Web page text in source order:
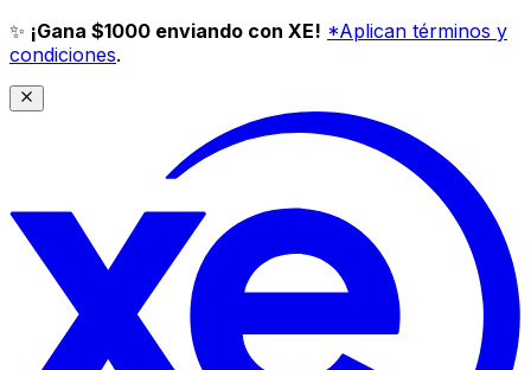
✨ ¡Gana $1000 enviando con XE! *Aplican términos y
condiciones.